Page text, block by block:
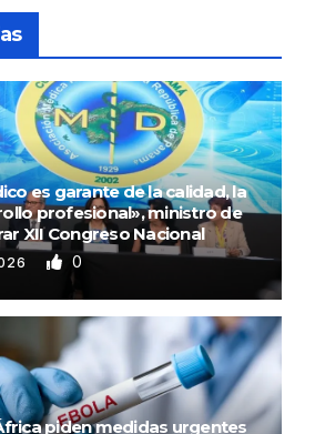
es garante de la calidad, la
profesional», ministro de
XII Congreso Nacional
0
piden medidas urgentes